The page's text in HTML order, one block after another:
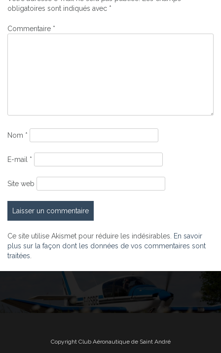
obligatoires sont indiqués avec *
Commentaire *
Nom *
E-mail *
Site web
Ce site utilise Akismet pour réduire les indésirables. En savoir
plus sur la façon dont les données de vos commentaires sont
traitées
Copyright Club Aéronautique de Saint André